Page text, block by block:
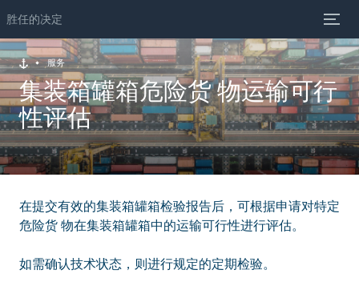
胜任的决定
服务
集装箱罐箱危险货 物运输可行
性评估
在提交有效的集装箱罐箱检验报告后，可根据申请对特定
危险货 物在集装箱罐箱中的运输可行性进行评估。
如需确认技术状态，则进行规定的定期检验。